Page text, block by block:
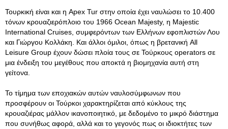
Τουρκική είναι και η Apex Tur στην οποία έχει ναυλώσει το 10.400
τόνων κρουαζιερόπλοιο του 1966 Ocean Majesty, η Majestic
International Cruises, συμφερόντων των Ελλήνων εφοπλιστών Λου
και Γιώργου Κολλάκη. Και άλλοι όμιλοι, όπως η βρετανική All
Leisure Group έχουν δώσει πλοία τους σε Τούρκους operators σε
μια ένδειξη του μεγέθους που αποκτά η βιομηχανία αυτή στη
γείτονα.
Το τίμημα των εποχιακών αυτών ναυλοσύμφωνων που
προσφέρουν οι Τούρκοι χαρακτηρίζεται από κύκλους της
κρουαζιέρας μάλλον ικανοποιητικό, με δεδομένο το μικρό διάστημα
που συνήθως αφορά, αλλά και το γεγονός πως οι ιδιοκτήτες των